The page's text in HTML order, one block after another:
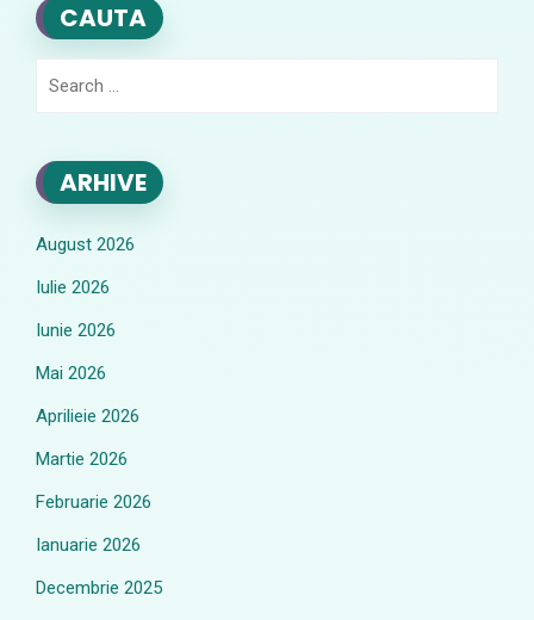
CAUTA
ARHIVE
August 2026
Iulie 2026
Iunie 2026
Mai 2026
Aprilieie 2026
Martie 2026
Februarie 2026
Ianuarie 2026
Decembrie 2025